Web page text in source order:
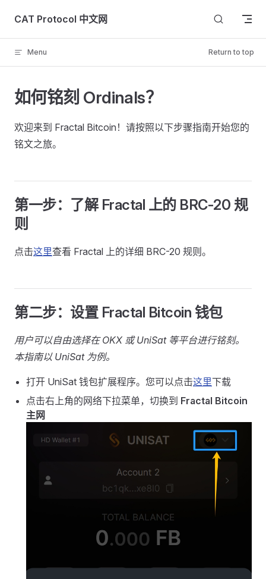
Skip to content
CAT Protocol 中文网
Menu Return to top
如何铭刻 Ordinals？
欢迎来到 Fractal Bitcoin！请按照以下步骤指南开始您的
铭文之旅。
第一步：了解 Fractal 上的 BRC-20 规
则
点击这里查看 Fractal 上的详细 BRC-20 规则。
第二步：设置 Fractal Bitcoin 钱包
用户可以自由选择在 OKX 或 UniSat 等平台进行铭刻。
本指南以 UniSat 为例。
打开 UniSat 钱包扩展程序。您可以点击这里下载
点击右上角的网络下拉菜单，切换到 Fractal Bitcoin
主网